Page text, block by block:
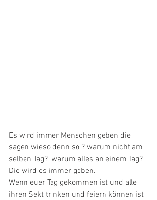
Es wird immer Menschen geben die
sagen wieso denn so ? warum nicht am
selben Tag?  warum alles an einem Tag?
Die wird es immer geben.
Wenn euer Tag gekommen ist und alle
ihren Sekt trinken und feiern können ist